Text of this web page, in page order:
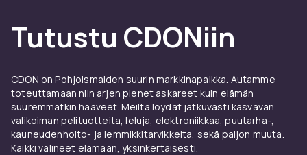
asettumatta taitteisiin.
Oikea sävy ja viimeistely
Testaa meikkivoidetta leukaliinjalla
luonnonvalossa täydellisen vastaavuuden
löytämiseksi. Mattapinta sopii rasvaiselle
iholle, satiinipinta antaa luonnollisen ulkonäön
ja dewy-pinta tuo hehkua kuivalle iholle.
Tutustu CDONiin
CDON on Pohjoismaiden suurin markkinapaikka. Autamme
toteuttamaan niin arjen pienet askareet kuin elämän
suuremmatkin haaveet. Meiltä löydät jatkuvasti kasvavan
valikoiman pelituotteita, leluja, elektroniikkaa, puutarha-,
kauneudenhoito- ja lemmikkitarvikkeita, sekä paljon muuta.
Kaikki välineet elämään, yksinkertaisesti.